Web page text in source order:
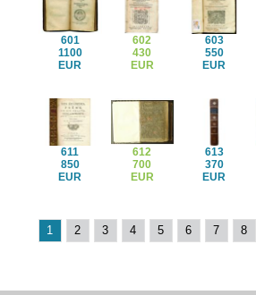
601
1100
EUR
602
430
EUR
603
550
EUR
611
850
EUR
612
700
EUR
613
370
EUR
1 2 3 4 5 6 7 8